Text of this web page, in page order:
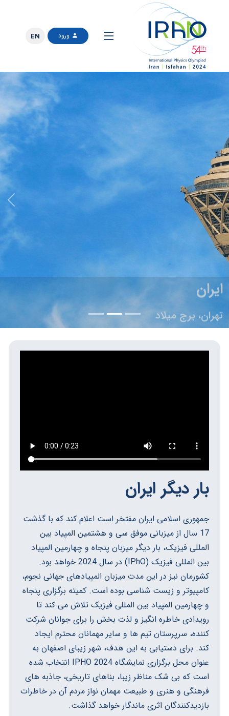
ورود EN
ایران
تهران، برج میلاد
بار دیگر ایران
جمهوری اسلامی ایران مفتخر است اعلام کند که با گذشت
17 سال از میزبانی موفق سی و هشتمین المپیاد بین
المللی فیزیک، بار دیگر میزبان پنجاه و چهارمین المپیاد
بین المللی فیزیک (IPhO) در سال 2024 خواهد بود.
کشورمان نیز در این مدت میزبان المپیادهای جهانی نجوم،
کامپیوتر و زیست شناسی بوده است. کمیته برگزاری پنجاه
و چهارمین المپیاد بین المللی فیزیک تلاش می کند تا
رویدادی خاطره انگیز و لذت بخش را برای جوانان شرکت
کننده، سرپرستان تیم ها و سایر مهمانان محترم ایجاد
کند. برای دستیابی به این هدف، شهر زیبای اصفهان به
عنوان محل برگزاری نمایشگاه IPHO 2024 انتخاب شده
است که بی شک مناظر زیبا، بناهای تاریخی، جاذبه های
فرهنگی و هنری و طبیعت مهمان نواز مردم آن در خاطرات
بازدیدکنندگان اثری ماندگار خواهد گذاشت.